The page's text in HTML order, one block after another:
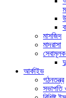
মাসজিদ
মাদরাসা
সেবামূলক
আর্কাইভ
গঠনতন্ত্র
সভাপতি